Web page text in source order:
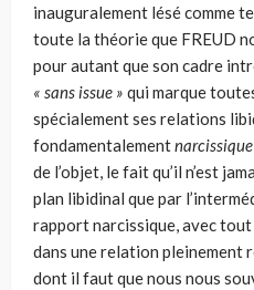
inauguralement lésé comme
toute la théorie que FREUD
pour autant que son cadre
« sans issue » qui marque
spécialement ses relations
fondamentalementnarcissique
de l’ob­jet, le fait qu’il n’est
plan libidinal que par
rapport narcissique, avec tout
dans une relation pleinement
dont il faut que nous nous